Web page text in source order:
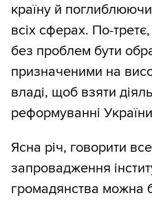
країну й поглиблюючи
всіх сферах. По-
без проблем бути
призначеними на
владі, щоб взяти
реформуванні
Ясна річ, говорити
запровадження
громадянства можна